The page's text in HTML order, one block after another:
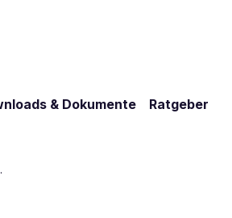
& Dokumente Ratgeber